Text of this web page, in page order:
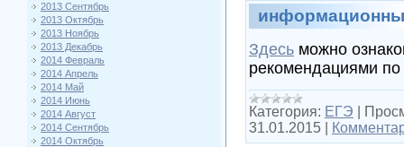
2013 Сентябрь
2013 Октябрь
2013 Ноябрь
2013 Декабрь
2014 Февраль
2014 Апрель
2014 Май
2014 Июнь
2014 Август
2014 Сентябрь
2014 Октябрь
Здесь можно
рекомендациями
Категория: ЕГЭ
31.01.2015